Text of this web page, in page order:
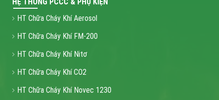
HT Chữa Cháy Khí Aerosol
HT Chữa Cháy Khí FM-200
HT Chữa Cháy Khí Nitơ
HT Chữa Cháy Khí CO2
HT Chữa Cháy Khí Novec 1230